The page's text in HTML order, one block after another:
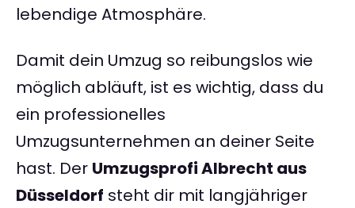
lebendige Atmosphäre.
Damit dein Umzug so reibungslos wie
möglich abläuft, ist es wichtig, dass du
ein professionelles
Umzugsunternehmen an deiner Seite
hast. Der Umzugsprofi Albrecht aus
Düsseldorf steht dir mit langjähriger